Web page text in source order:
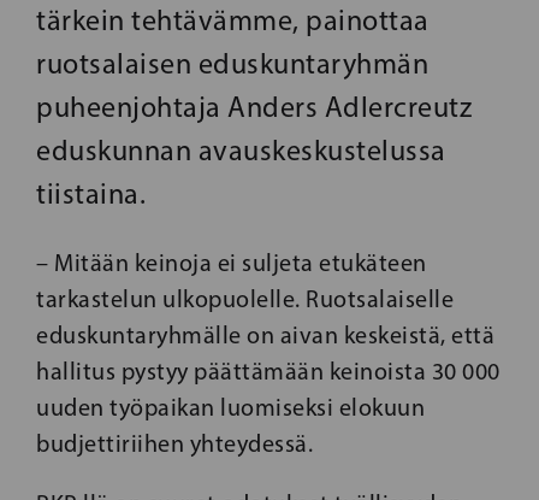
tärkein tehtävämme, painottaa
ruotsalaisen eduskuntaryhmän
puheenjohtaja Anders Adlercreutz
eduskunnan avauskeskustelussa
tiistaina.
– Mitään keinoja ei suljeta etukäteen
tarkastelun ulkopuolelle. Ruotsalaiselle
eduskuntaryhmälle on aivan keskeistä, että
hallitus pystyy päättämään keinoista 30 000
uuden työpaikan luomiseksi elokuun
budjettiriihen yhteydessä.